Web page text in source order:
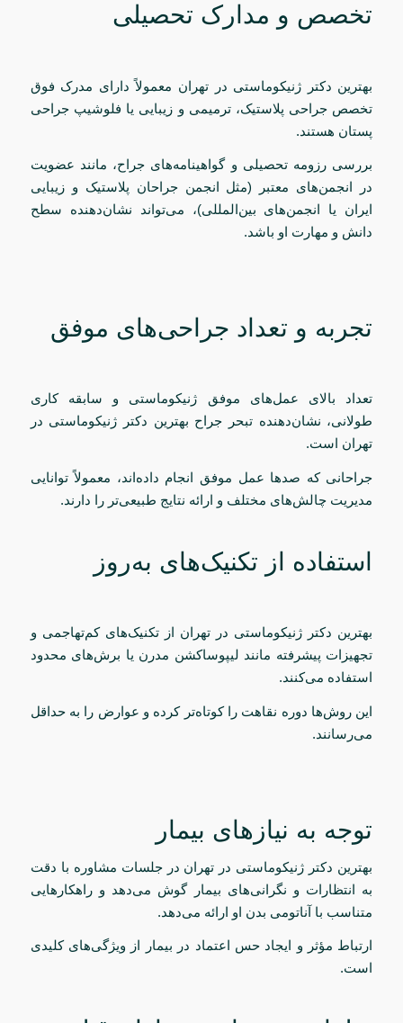
تخصص و مدارک تحصیلی
بهترین دکتر ژنیکوماستی در تهران معمولاً دارای مدرک فوق
تخصص جراحی پلاستیک، ترمیمی و زیبایی یا فلوشیپ جراحی
پستان هستند.
بررسی رزومه تحصیلی و گواهینامه‌های جراح، مانند عضویت
در انجمن‌های معتبر (مثل انجمن جراحان پلاستیک و زیبایی
ایران یا انجمن‌های بین‌المللی)، می‌تواند نشان‌دهنده سطح
دانش و مهارت او باشد.
تجربه و تعداد جراحی‌های موفق
تعداد بالای عمل‌های موفق ژنیکوماستی و سابقه کاری
طولانی، نشان‌دهنده تبحر جراح بهترین دکتر ژنیکوماستی در
تهران است.
جراحانی که صدها عمل موفق انجام داده‌اند، معمولاً توانایی
مدیریت چالش‌های مختلف و ارائه نتایج طبیعی‌تر را دارند.
استفاده از تکنیک‌های به‌روز
بهترین دکتر ژنیکوماستی در تهران از تکنیک‌های کم‌تهاجمی و
تجهیزات پیشرفته مانند لیپوساکشن مدرن یا برش‌های محدود
استفاده می‌کنند.
این روش‌ها دوره نقاهت را کوتاه‌تر کرده و عوارض را به حداقل
می‌رسانند.
توجه به نیازهای بیمار
بهترین دکتر ژنیکوماستی در تهران در جلسات مشاوره با دقت
به انتظارات و نگرانی‌های بیمار گوش می‌دهد و راهکارهایی
متناسب با آناتومی بدن او ارائه می‌دهد.
ارتباط مؤثر و ایجاد حس اعتماد در بیمار از ویژگی‌های کلیدی
است.